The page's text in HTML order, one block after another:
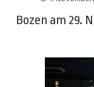
Bozen am 29.